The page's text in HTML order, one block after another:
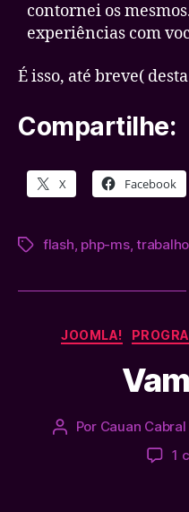
contornei os
experiências com
É isso, até breve(
Compartilhe:
X Facebook
Tagsflash, php-ms,trabalho
JOOMLA!
Autor
Por Cauan Cabral
1